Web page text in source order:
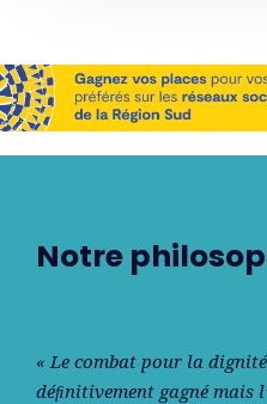
Notre
« Le combat pour la
déﬁnitivement gagné mais